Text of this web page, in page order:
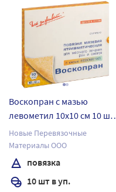
Воскопран с мазью
левометил 10х10 см 10 шт.
повязка мазевая
атравматическая с
восковым покрытием
стерильная
антимикробная
Новые Перевязочные
Материалы ООО
повязка
10 шт в уп.